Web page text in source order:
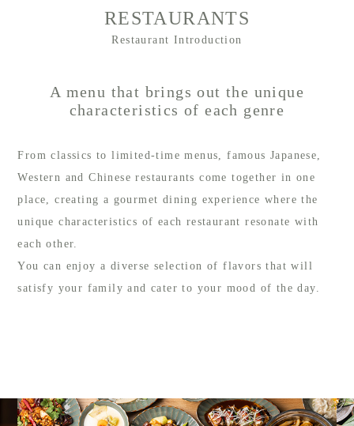
RESTAURANTS
Restaurant Introduction
A menu that brings out the unique
characteristics of each genre
From classics to limited-time menus, famous Japanese,
Western and Chinese restaurants come together in one
place, creating a gourmet dining experience where the
unique characteristics of each restaurant resonate with
each other.
You can enjoy a diverse selection of flavors that will
satisfy your family and cater to your mood of the day.